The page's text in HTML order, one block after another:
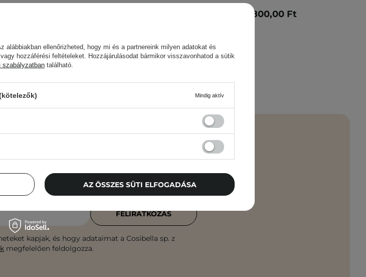
4 800,00 Ft
tanácsok, szépségápolási újdonságok –
a postaládádba!
kapjak, és hogy adataimat a Cosibella sp. z
megfelelően feldolgozza.
FELIRATKOZÁS
alábbiakban ellenőrizheted, hogy mi és a partnereink milyen adatokat és
hozzáférési feltételeket. Hozzájárulásodat bármikor visszavonhatod a sütik
szabályzatban található.
Mindig aktív
AZ ÖSSZES SÜTI ELFOGADÁSA